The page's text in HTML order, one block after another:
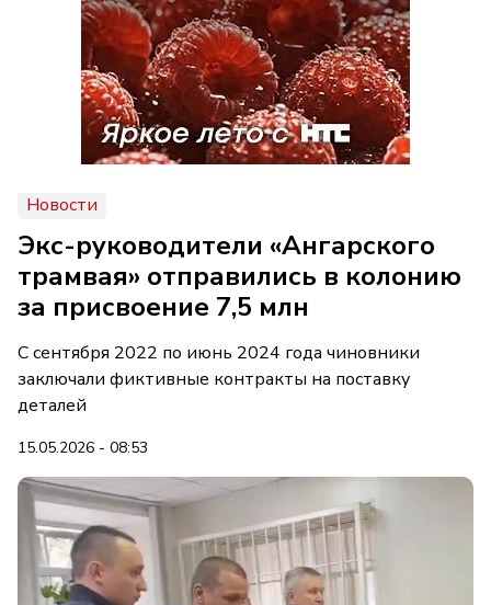
Новости
Экс-руководители «Ангарского
трамвая» отправились в колонию
за присвоение 7,5 млн
С сентября 2022 по июнь 2024 года чиновники
заключали фиктивные контракты на поставку
деталей
15.05.2026 - 08:53